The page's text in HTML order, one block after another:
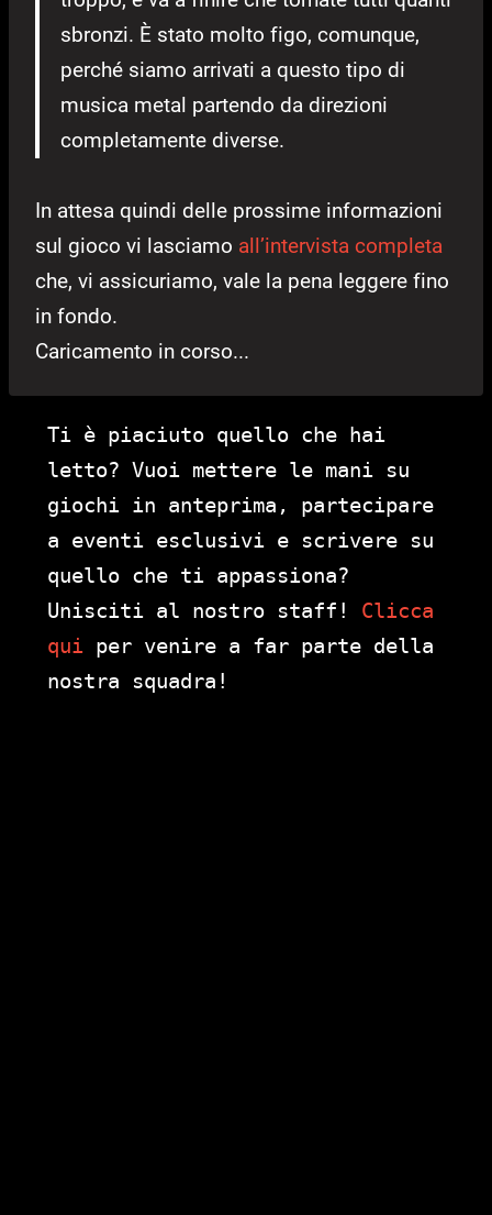
sbronzi. È stato molto figo, comunque,
perché siamo arrivati a questo tipo di
musica metal partendo da direzioni
completamente diverse.
In attesa quindi delle prossime informazioni
sul gioco vi lasciamo all’intervista completa
che, vi assicuriamo, vale la pena leggere fino
in fondo.
Caricamento in corso...
Ti è piaciuto quello che hai
letto? Vuoi mettere le mani su
giochi in anteprima, partecipare
a eventi esclusivi e scrivere su
quello che ti appassiona?
Unisciti al nostro staff! Clicca
qui per venire a far parte della
nostra squadra!